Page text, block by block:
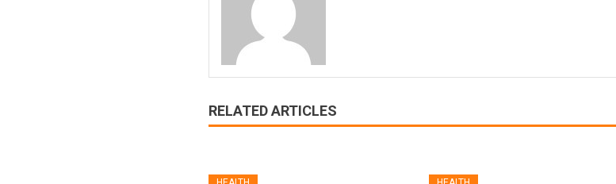
RELATED ARTICLES